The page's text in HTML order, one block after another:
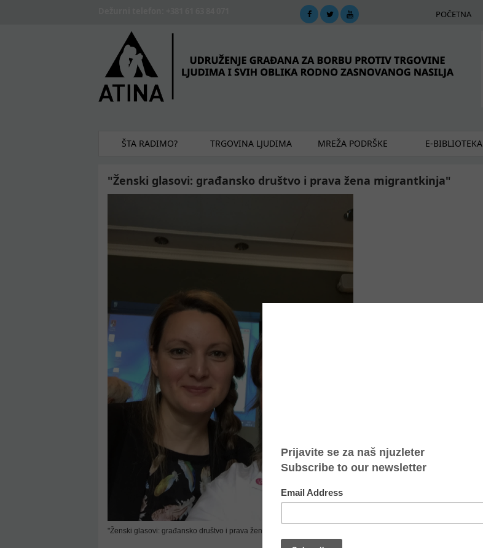
POČETNA
ŠTA RADIMO? TRGOVINA LJUDIMA MREŽA PODRŠKE E-BIBLIOTEKA
"Ženski glasovi: građansko društvo i prava žena migrantkinja"
"Ženski glasovi: građansko društvo i prava žena migrantkinja"